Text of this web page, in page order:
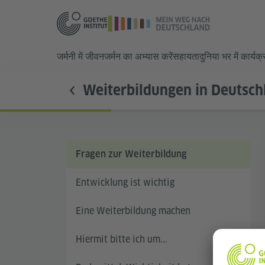
जर्मनी में जीवनजर्मन का अभ्यास करेंसहायतादुनिया भर में
Weiterbildungen in
Fragen zur Weiterbildung
Entwicklung ist wichtig
Eine Weiterbildung machen
Hiermit bitte ich um...